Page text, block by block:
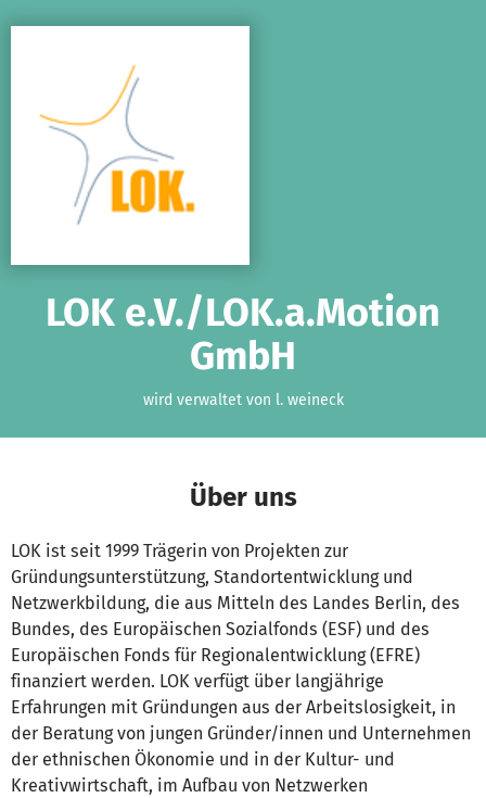
LOK e.V./LOK.a.Motion
GmbH
wird verwaltet von l. weineck
Über uns
LOK ist seit 1999 Trägerin von Projekten zur
Gründungsunterstützung, Standortentwicklung und
Netzwerkbildung, die aus Mitteln des Landes Berlin, des
Bundes, des Europäischen Sozialfonds (ESF) und des
Europäischen Fonds für Regionalentwicklung (EFRE)
finanziert werden. LOK verfügt über langjährige
Erfahrungen mit Gründungen aus der Arbeitslosigkeit, in
der Beratung von jungen Gründer/innen und Unternehmen
der ethnischen Ökonomie und in der Kultur- und
Kreativwirtschaft, im Aufbau von Netzwerken